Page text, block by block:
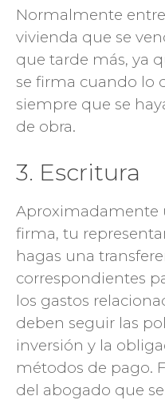
Normalmente entre
vivienda que se
que tarde más, ya
se firma cuando lo
siempre que se
de obra.
3. Escritura
Aproximadamente
firma, tu
hagas una
correspondientes
los gastos
deben seguir las
inversión y la
métodos de pago.
del abogado que